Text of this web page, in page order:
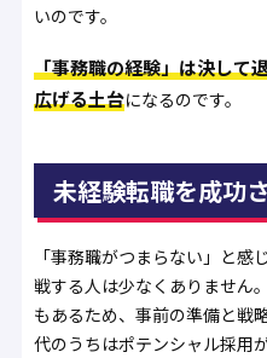
いのです。
「事務職の経験」は決して
広げる土台になるのです。
未経験転職を成功
「事務職がつまらない」と
戦する人は少なくありません
もあるため、事前の準備と戦
代のうちはポテンシャル採用